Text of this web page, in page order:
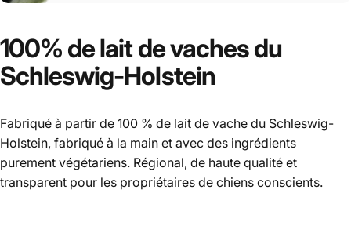
100% delaitdevachesdu
Schleswig-Holstein
Fabriqué à partir de 100 % de lait de vache du Schleswig-
Holstein, fabriqué à la main et avec des ingrédients
purement végétariens. Régional, de haute qualité et
transparent pour les propriétaires de chiens conscients.